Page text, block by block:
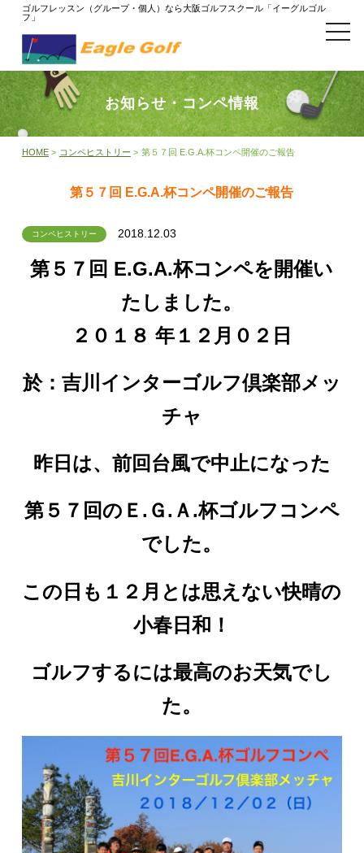
ゴルフレッスン（グループ・個人）なら大阪ゴルフスクール「イーグルゴル
フ」
お知らせ・コンペ情報
HOME> コンペヒストリー > 第５７回 E.G.A.杯コンペ開催のご報告
第５７回 E.G.A.杯コンペ開催のご報告
コンペヒストリー 2018.12.03
第５７回 E.G.A.杯コンペを開催い
たしました。
２０１８ 年１２月０２日
於：吉川インターゴルフ倶楽部メッ
チャ
昨日は、前回台風で中止になった
第５７回のＥ.Ｇ.Ａ.杯ゴルフコンペ
でした。
この日も１２月とは思えない快晴の
小春日和！
ゴルフするには最高のお天気でし
た。
t
o
l
e
n
a
v